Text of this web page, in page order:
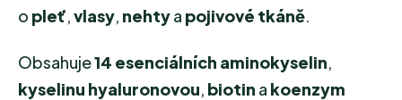
o pleť vlasy nehtya pojivové tkáně
Obsahuje14 esenciálních aminokyselin
kyselinu hyaluronovou biotin a koenzym